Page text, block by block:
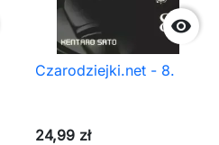

Czarodziejki.net - 8.
24,99 zł